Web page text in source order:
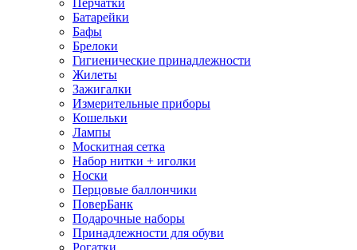
Перчатки
Батарейки
Бафы
Брелоки
Гигиенические принадлежности
Жилеты
Зажигалки
Измерительные приборы
Кошельки
Лампы
Москитная сетка
Набор нитки + иголки
Носки
Перцовые баллончики
ПоверБанк
Подарочные наборы
Принадлежности для обуви
Рогатки